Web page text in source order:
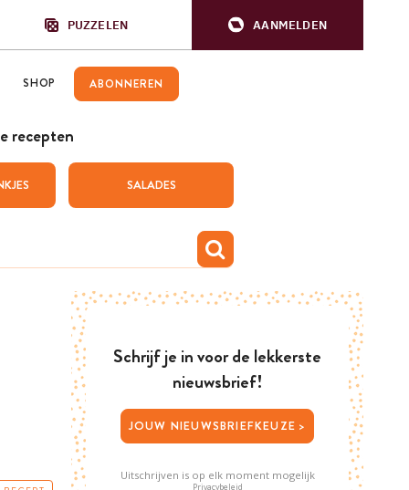
PUZZELEN AANMELDEN
SHOP ABONNEREN
recepten
SALADES
Schrijf je in voor de lekkerste
nieuwsbrief!
JOUW NIEUWSBRIEFKEUZE >
Uitschrijven is op elk moment mogelijk
Privacybeleid